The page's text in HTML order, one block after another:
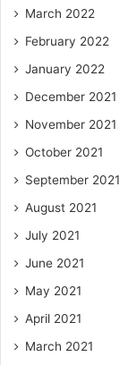
March 2022
February 2022
January 2022
December 2021
November 2021
October 2021
September 2021
August 2021
July 2021
June 2021
May 2021
April 2021
March 2021